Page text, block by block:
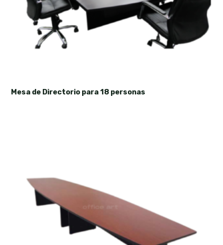
Mesa de Directorio para 18 personas